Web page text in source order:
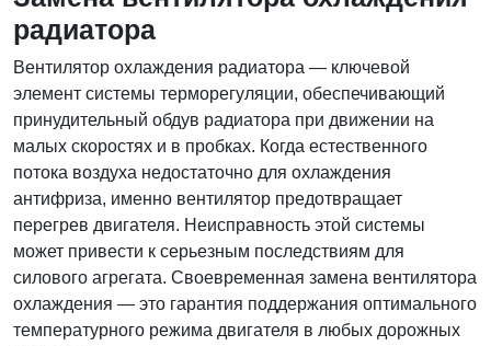
радиатора
Вентилятор охлаждения радиатора — ключевой
элемент системы терморегуляции, обеспечивающий
принудительный обдув радиатора при движении на
малых скоростях и в пробках. Когда естественного
потока воздуха недостаточно для охлаждения
антифриза, именно вентилятор предотвращает
перегрев двигателя. Неисправность этой системы
может привести к серьезным последствиям для
силового агрегата. Своевременная замена вентилятора
охлаждения — это гарантия поддержания оптимального
температурного режима двигателя в любых дорожных